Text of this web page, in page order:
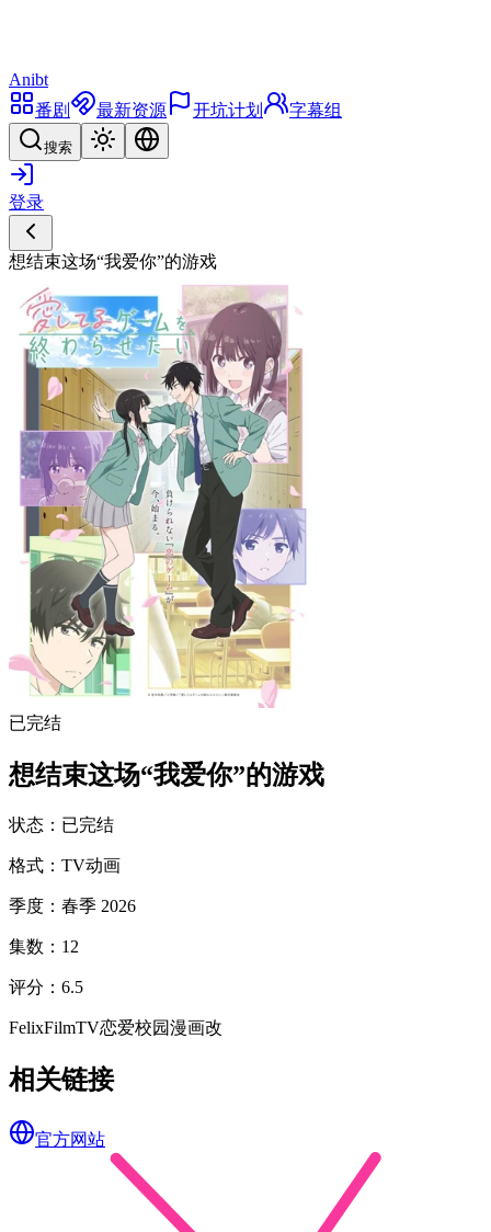
Anibt
番剧
最新资源 开坑计划 字幕组
搜索
登录
想结束这场“我爱你”的游戏
已完结
想结束这场“我爱你”的游戏
状态 ： 已完结
格式 ： TV动画
季度 ： 春季 2026
集数 ： 12
评分 ： 6.5
FelixFilmTV恋爱校园漫画改
相关链接
官方网站